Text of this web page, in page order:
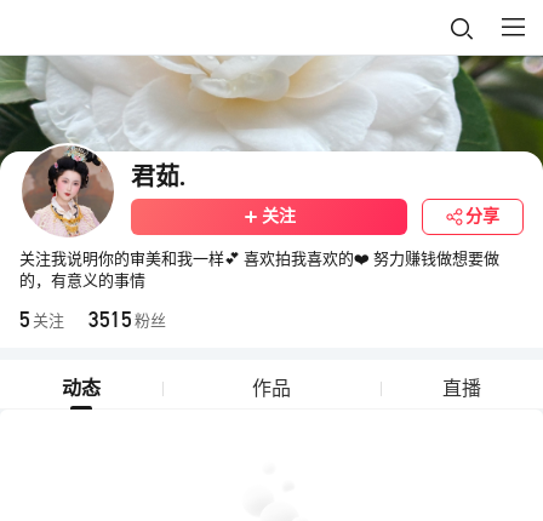
君茹.
关注 分享
关注我说明你的审美和我一样💕 喜欢拍我喜欢的❤️ 努力赚钱做想要做
的，有意义的事情
5 关注 3515 粉丝
动态 作品 直播